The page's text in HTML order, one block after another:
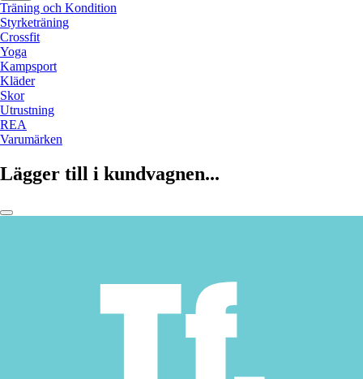
Träning och Kondition
Styrketräning
Crossfit
Yoga
Kampsport
Kläder
Skor
Utrustning
REA
Varumärken
Lägger till i kundvagnen...